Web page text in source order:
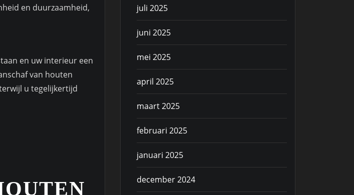
en duurzaamheid,
en uw interieur een
van houten
u tegelijkertijd
juli 2025
juni 2025
mei 2025
april 2025
maart 2025
februari 2025
januari 2025
december 2024